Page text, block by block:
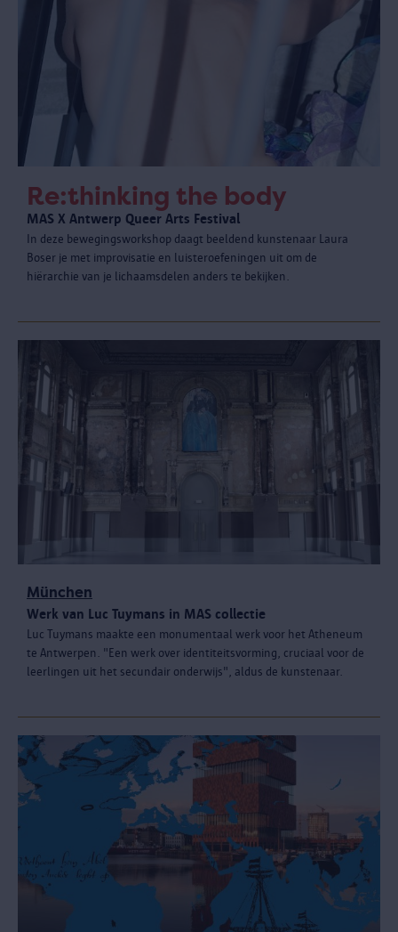
Re:thinking the body
MAS X Antwerp Queer Arts Festival
In deze bewegingsworkshop daagt beeldend kunstenaar Laura
Boser je met improvisatie en luisteroefeningen uit om de
hiërarchie van je lichaamsdelen anders te bekijken.
München
Werk van Luc Tuymans in MAS collectie
Luc Tuymans maakte een monumentaal werk voor het Atheneum
te Antwerpen. "Een werk over identiteitsvorming, cruciaal voor de
leerlingen uit het secundair onderwijs", aldus de kunstenaar.